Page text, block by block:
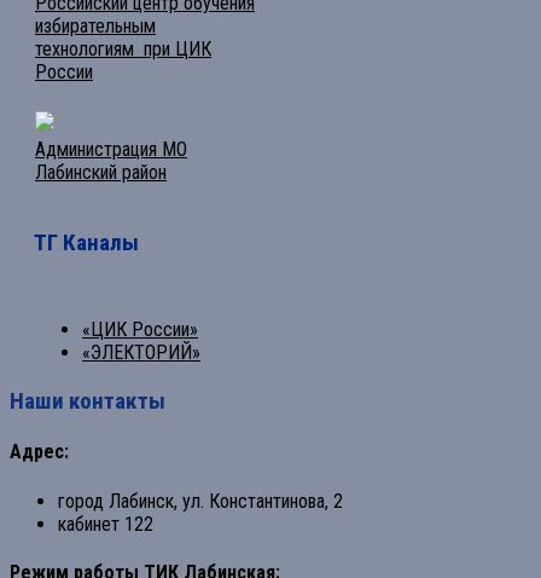
избирательным
технологиям при ЦИК
России
Администрация МО
Лабинский район
ТГ Каналы
«ЦИК России»
«ЭЛЕКТОРИЙ»
Наши контакты
Адрес:
город Лабинск, ул. Константинова, 2
кабинет 122
Режим работы ТИК Лабинская: